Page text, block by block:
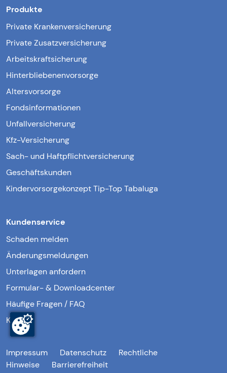
Produkte
Private Krankenversicherung
Private Zusatzversicherung
Arbeitskraftsicherung
Hinterbliebenenvorsorge
Altersvorsorge
Fondsinformationen
Unfallversicherung
Kfz-Versicherung
Sach- und Haftpflichtversicherung
Geschäftskunden
Kindervorsorgekonzept Tip-Top Tabaluga
Kundenservice
Schaden melden
Änderungsmeldungen
Unterlagen anfordern
Formular- & Downloadcenter
Häufige Fragen / FAQ
Kontakt
Impressum Datenschutz
Rechtliche
Hinweise
Barrierefreiheit